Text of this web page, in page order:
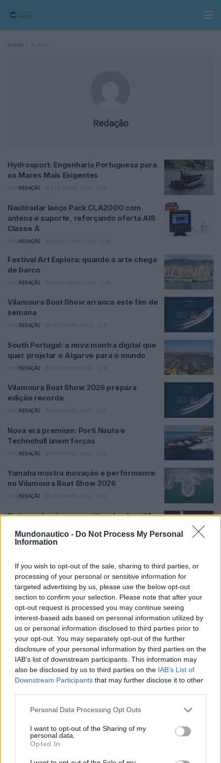
Mundonautico - Do Not Process My Personal
Information
If you wish to opt-out of the sale, sharing to third parties, or
processing of your personal or sensitive information for
targeted advertising by us, please use the below opt-out
section to confirm your selection. Please note that after your
opt-out request is processed you may continue seeing
interest-based ads based on personal information utilized by
us or personal information disclosed to third parties prior to
your opt-out. You may separately opt-out of the further
disclosure of your personal information by third parties on the
IAB’s list of downstream participants. This information may
also be disclosed by us to third parties on the IAB’s List of
Downstream Participants that may further disclose it to other
Personal Data Processing Opt Outs
I want to opt-out of the Sharing of my
personal data.
Opted In
Home Author
Redação
Hydrosport: Engenharia Portuguesa para
os Mares Mais Exigentes
REDAÇÃO 0
Nautiradar lança Pack CLA2000 com
antena e suporte, reforçando oferta AIS
Classe A
REDAÇÃO 0
Festival Art Explora: quando a arte chega
de barco
REDAÇÃO 0
Vilamoura Boat Show arranca este fim de
semana
REDAÇÃO 0
South Portugal: a nova montra digital que
quer projetar o Algarve para o mundo
REDAÇÃO 0
Vilamoura Boat Show 2026 prepara
edição recorde
REDAÇÃO 0
Nova era premium: Porti Nauta e
Technohull unem forças
REDAÇÃO 0
Yamaha mostra inovação e performance
no Vilamoura Boat Show 2026
REDAÇÃO 0
Sistema de câmara marítima Lookout IA
POR REDAÇÃO 8 DE MAIO, 2026 0
com quatro dias de atividades
POR 5 DE MAIO, 2026
45
Tendências Comentários Novidades
Feira Náutica de Setúbal está de regresso
Embarcações de Alta Velocidade: setor
3 DE AGOSTO, 2026